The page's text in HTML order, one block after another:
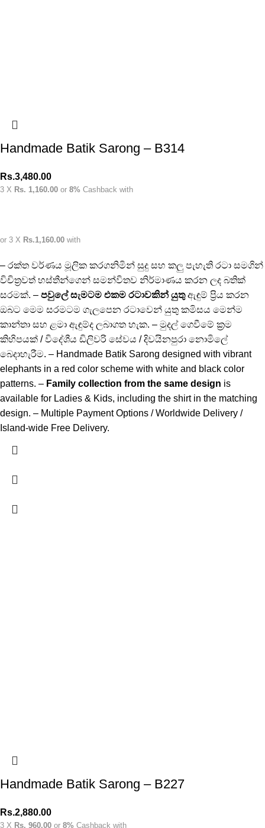
Handmade Batik Sarong – B314
Rs.3,480.00
3 X Rs. 1,160.00 or 8% Cashback with
or 3 X Rs.1,160.00 with
– රක්ත වර්ණය මූලික කරගනිමින් සුදු සහ කලු පැහැති රටා සමගින්
විචිත්‍රවත් හස්තීන්ගෙන් සමන්විතව නිර්මාණය කරන ලද බතික්
සරමක්. – පවුලේ සැමටම එකම රටාවකින් යුතුඇඳුම් ප්‍රිය කරන
ඔබට මෙම සරමටම ගැලපෙන රටාවෙන් යුතු කමිසය මෙන්ම
කාන්තා සහ ළමා ඇඳුම්ද ලබාගත හැක. – මුදල් ගෙවීමේ ක්‍රම
කිහිපයක් / විදේශීය ඩිලිවරි සේවය / දිවයිනපුරා නොමිලේ
බෙදාහැරීම. – Handmade Batik Sarong designed with vibrant
elephants in a red color scheme with white and black color
patterns. – Family collection from the same design is
available for Ladies & Kids, including the shirt in the matching
design. – Multiple Payment Options / Worldwide Delivery /
Island-wide Free Delivery.
Handmade Batik Sarong – B227
Rs.2,880.00
3 X Rs. 960.00 or 8% Cashback with